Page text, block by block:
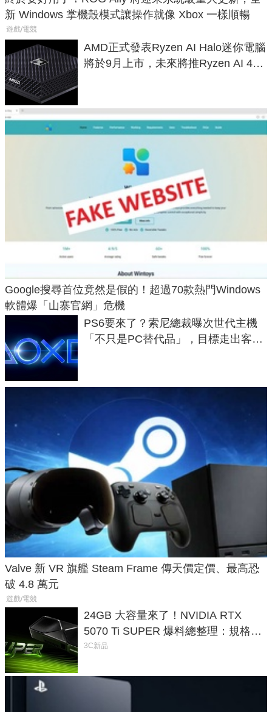
新 Windows 掌機殼模式讓操作就像 Xbox 一樣順暢
遊戲/電競
AMD正式發表Ryzen AI Halo迷你電腦
將於9月上市，未來將推Ryzen AI 400
Google搜尋首位竟然是假的！超過70款熱門Windows
軟體爆「山寨官網」危機
PS6要來了？索尼總裁曝次世代主機
「不只是PC替代品」，目標走出客
Valve 新 VR 旗艦 Steam Frame 傳天價定價、最高恐
破 4.8 萬元
遊戲/電競
24GB 大容量來了！NVIDIA RTX
5070 Ti SUPER 爆料總整理：規格、
功耗、上市時間
3C新品